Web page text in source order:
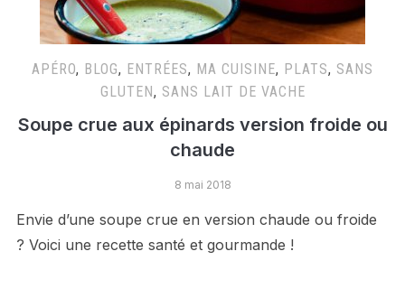
APÉRO, BLOG, ENTRÉES, MA CUISINE, PLATS, SANS
GLUTEN, SANS LAIT DE VACHE
Soupe crue aux épinards version froide ou
chaude
8 mai 2018
Envie d’une soupe crue en version chaude ou froide
? Voici une recette santé et gourmande !